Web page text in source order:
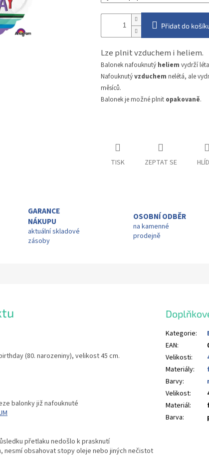
Přidat do
Lze plnit vzduchem i
Balonek nafouknutý heliem vydrží
Nafouknutývzduchem nelétá, ale
měsíců.
Balonek je možné plnit opakovaně.
TISK ZEPTAT SE
GARANCE
NÁKUPU
aktuální skladové
zásoby
OSOBNÍ ODBĚR
na kamenné
prodejně
(80. narozeniny), velikost 45 cm.
balonky již nafouknuté
přetlaku nedošlo k prasknutí
nesmí obsahovat stopy oleje nebo jiných nečistot
Kategorie:
EAN:
Velikosti:
Materiály:
Barvy:
Velikost:
Materiál:
Barva: